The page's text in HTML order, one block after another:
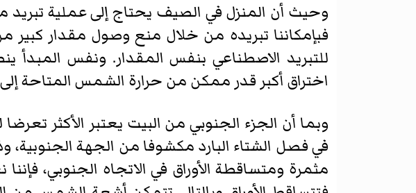
وحيث أن المنزل في الصيف يحتاج إلى عملية تبريد
فبإمكاننا تبريده من خلال منع وصول مقدار كبير
للتبريد الاصطناعي بنفس المقدار. ونفس
اختراق أكبر قدر ممكن من حرارة الشمس المتاحة
وبما أن الجزء الجنوبي من البيت يعتبر الأكثر
في فصل الشتاء البارد مكشوفا من الجهة
مثمرة ومتساقطة الأوراق في الاتجاه الجنوبي،